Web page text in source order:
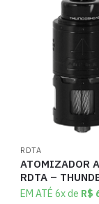
RDTA
ATOMIZADOR
RDTA –
EM ATÉ 6x de R$